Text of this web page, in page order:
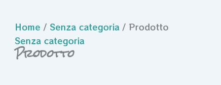
Home / Senza categoria / Prodotto
Senza categoria
Prodotto